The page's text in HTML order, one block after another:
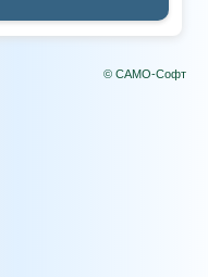
© САМО-Софт